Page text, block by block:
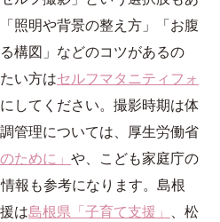
照明や背景の整え方」「お腹
構図」などのコツがあるの
い方はセルフマタニティフォ
してください。撮影時期は体
管理については、厚生労働省
ために」 や、こども家庭庁の
報も参考になります。島根
は島根県「子育て支援」 、松